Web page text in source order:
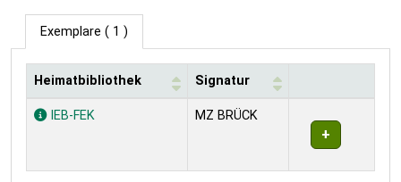
Exemplare ( 1 )
Exemplare
Heimatbibliothek Signatur
IEB-FEK MZ BRÜCK